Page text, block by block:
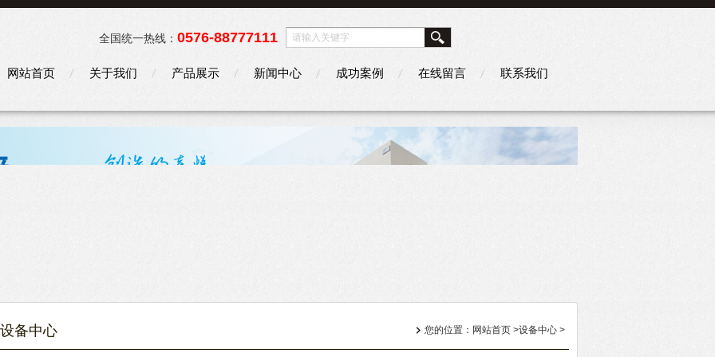
全国统一热线： 0576-88777111
网站首页 关于我们 产品展示 新闻中心 成功案例 在线留言 联系我们
设备中心 您的位置： 网站首页 >设备中心 >